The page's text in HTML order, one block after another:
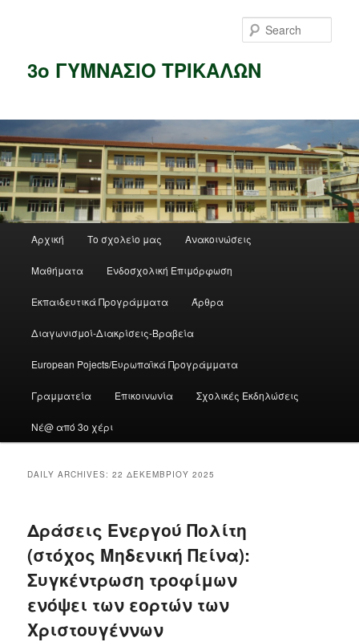
3ο ΓΥΜΝΑΣΙΟ ΤΡΙΚΑΛΩΝ
Αρχική Το σχολείο μας Ανακοινώσεις
Μαθήματα Ενδοσχολική Επιμόρφωση
Εκπαιδευτικά Προγράμματα Άρθρα
Διαγωνισμοί-Διακρίσεις-Βραβεία
European Pojects/Ευρωπαϊκά Προγράμματα
Γραμματεία Επικοινωνία Σχολικές Εκδηλώσεις
Νέ@ από 3ο χέρι
DAILY ARCHIVES:22 ΔΕΚΕΜΒΡΊΟΥ 2025
Δράσεις Ενεργού Πολίτη
(στόχος Μηδενική Πείνα):
Συγκέντρωση τροφίμων
ενόψει των εορτών των
Χριστουγέννων